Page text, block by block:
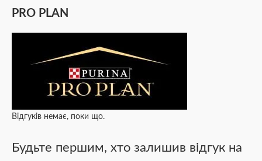
PRO PLAN
Відгуків немає, поки що.
Будьте першим, хто залишив відгук на